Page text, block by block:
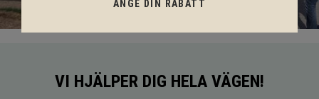
VI HJÄLPER DIG HELA VÄGEN!
ANGE DIN RABATT